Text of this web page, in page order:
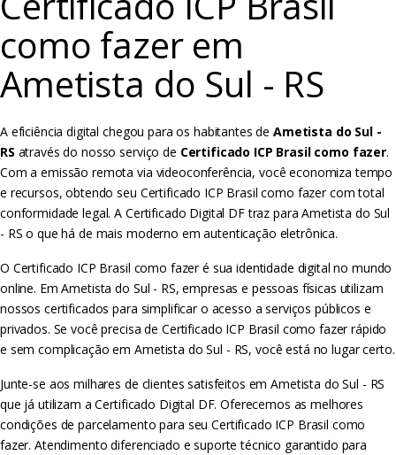
como fazer em
Ametista do Sul - RS
A eficiência digital chegou para os habitantes de Ametista do Sul -
RS através do nosso serviço de Certificado ICP Brasil como fazer.
Com a emissão remota via videoconferência, você economiza tempo
e recursos, obtendo seu Certificado ICP Brasil como fazer com total
conformidade legal. A Certificado Digital DF traz para Ametista do Sul
- RS o que há de mais moderno em autenticação eletrônica.
O Certificado ICP Brasil como fazer é sua identidade digital no mundo
online. Em Ametista do Sul - RS, empresas e pessoas físicas utilizam
nossos certificados para simplificar o acesso a serviços públicos e
privados. Se você precisa de Certificado ICP Brasil como fazer rápido
e sem complicação em Ametista do Sul - RS, você está no lugar certo.
Junte-se aos milhares de clientes satisfeitos em Ametista do Sul - RS
que já utilizam a Certificado Digital DF. Oferecemos as melhores
condições de parcelamento para seu Certificado ICP Brasil como
fazer. Atendimento diferenciado e suporte técnico garantido para